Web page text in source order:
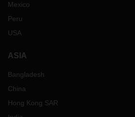
Mexico
Peru
USA
ASIA
Bangladesh
China
Hong Kong SAR